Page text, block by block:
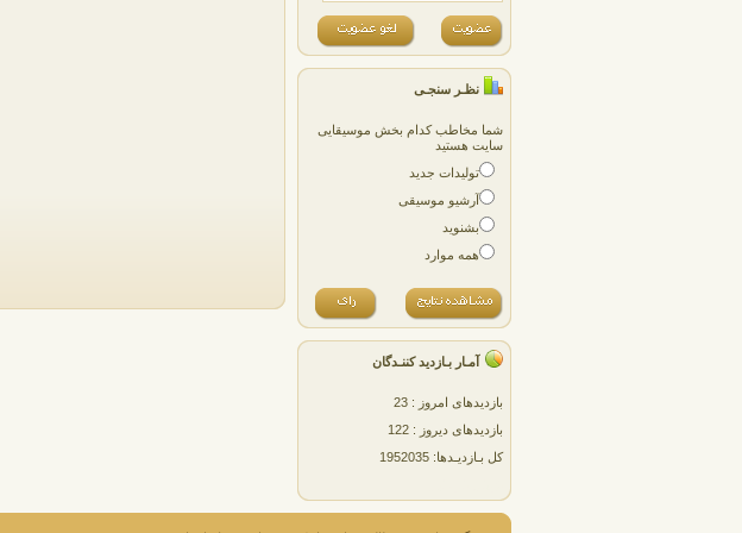
نظـر سنجـی
شما مخاطب کدام بخش موسیقایی
سایت هستید
تولیدات جدید
آرشیو موسیقی
بشنوید
همه موارد
آمـار بـازدید کننـدگان
بازدیدهای امروز : 23
بازدیدهای دیروز : 122
کل بـازدیـدها: 1952035